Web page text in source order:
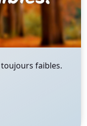
faibles.